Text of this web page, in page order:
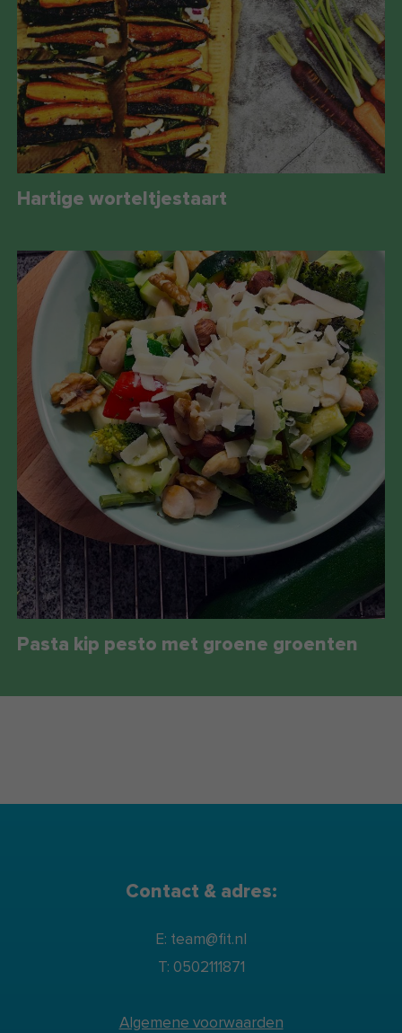
Hartige worteltjestaart
Pasta kip pesto met groene groenten
Contact & adres:
E: team@fit.nl
T: 0502111871
Algemene voorwaarden